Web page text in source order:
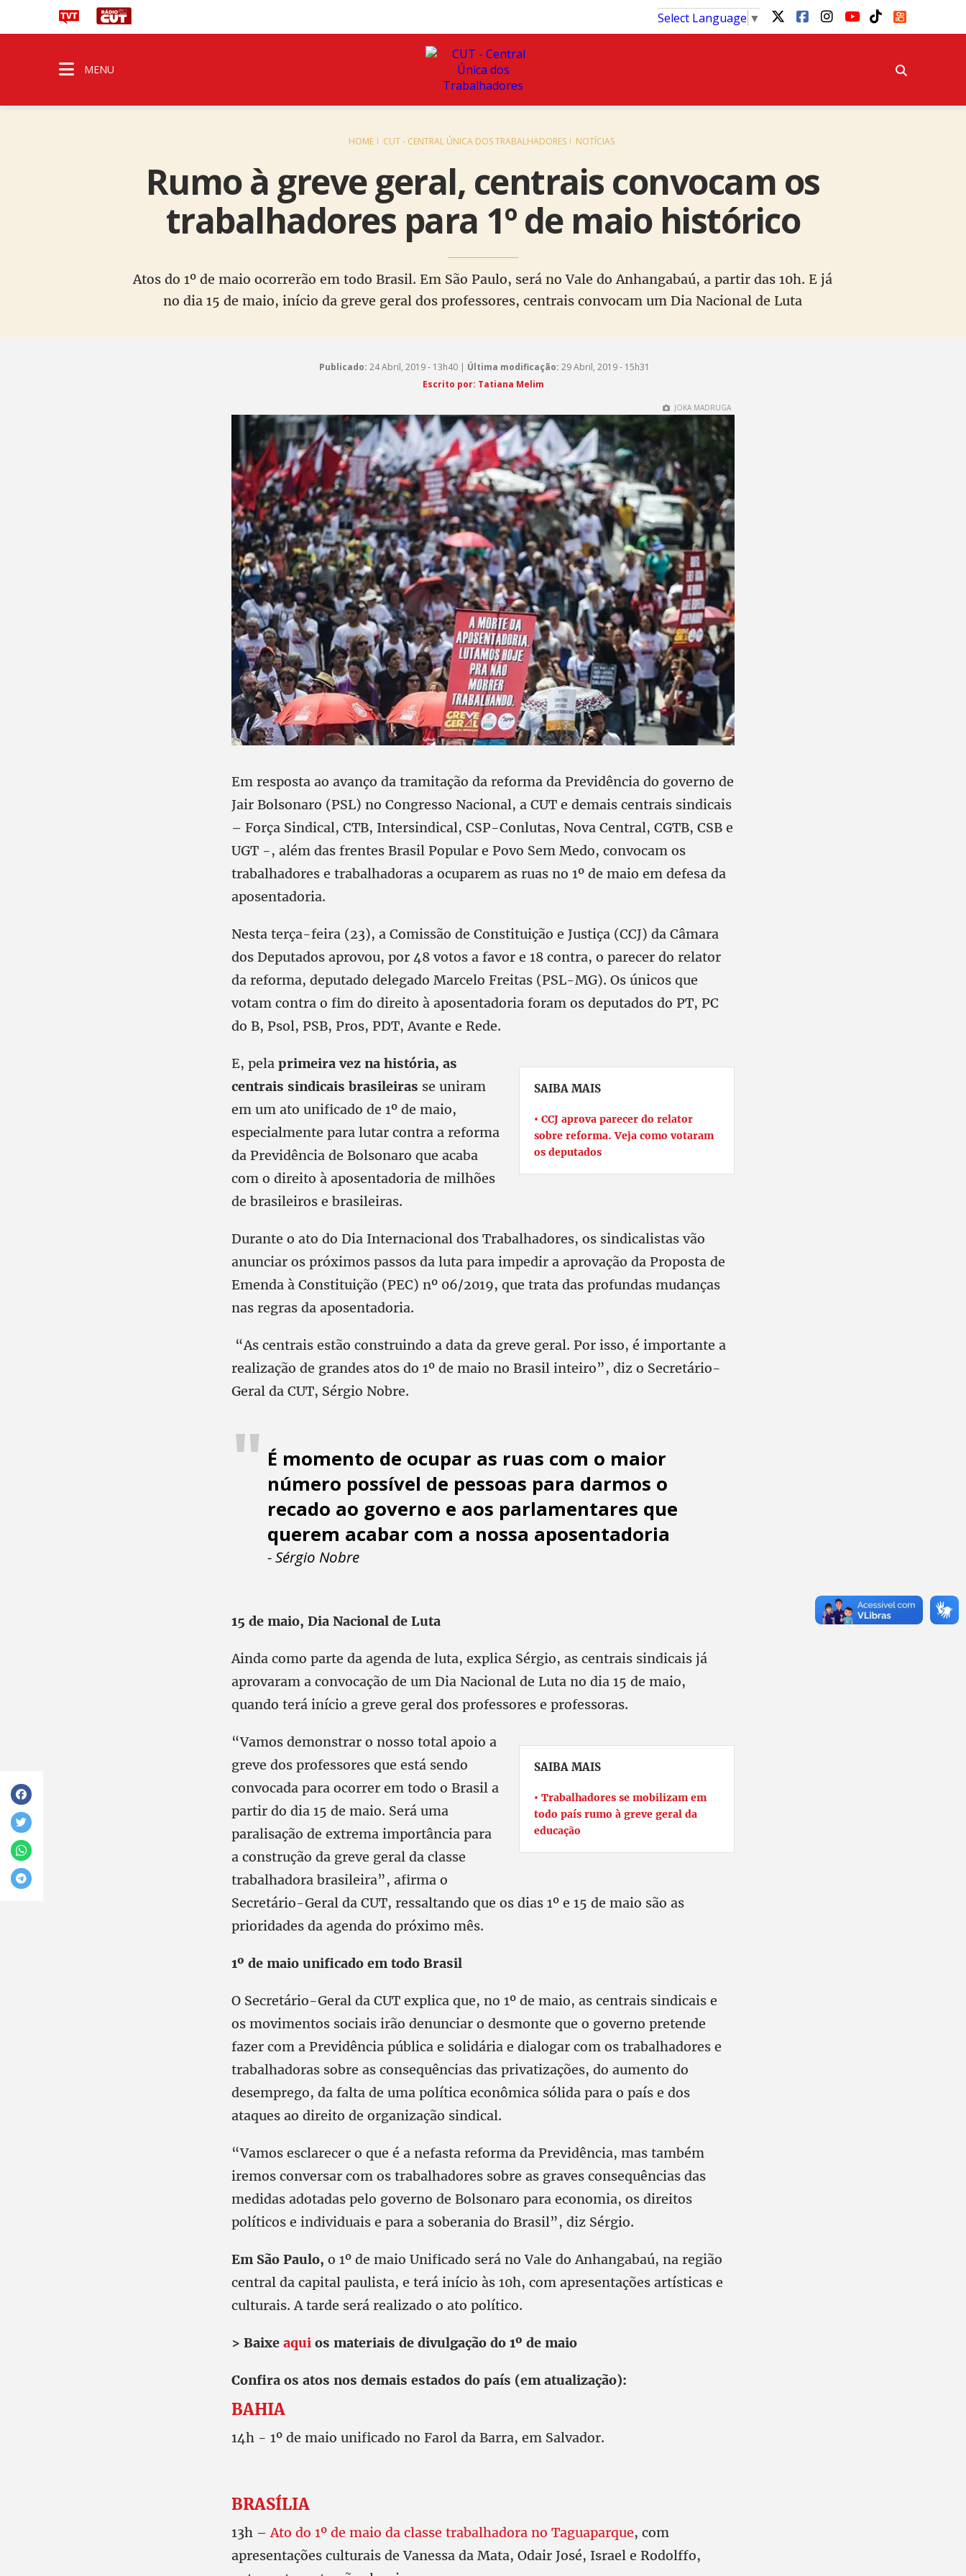
Select Language ▼
MENU
HOME CUT - CENTRAL ÚNICA DOS TRABALHADORES NOTÍCIAS
Rumo à greve geral, centrais convocam os
trabalhadores para 1º de maio histórico
Atos do 1º de maio ocorrerão em todo Brasil. Em São Paulo, será no Vale do Anhangabaú, a partir das 10h. E já
no dia 15 de maio, início da greve geral dos professores, centrais convocam um Dia Nacional de Luta
Publicado: 24 Abril, 2019 - 13h40 | Última modificação: 29 Abril, 2019 - 15h31
Escrito por: Tatiana Melim
JOKA MADRUGA
Em resposta ao avanço da tramitação da reforma da Previdência do governo de
Jair Bolsonaro (PSL) no Congresso Nacional, a CUT e demais centrais sindicais
– Força Sindical, CTB, Intersindical, CSP-Conlutas, Nova Central, CGTB, CSB e
UGT -, além das frentes Brasil Popular e Povo Sem Medo, convocam os
trabalhadores e trabalhadoras a ocuparem as ruas no 1º de maio em defesa da
aposentadoria.
Nesta terça-feira (23), a Comissão de Constituição e Justiça (CCJ) da Câmara
dos Deputados aprovou, por 48 votos a favor e 18 contra, o parecer do relator
da reforma, deputado delegado Marcelo Freitas (PSL-MG). Os únicos que
votam contra o fim do direito à aposentadoria foram os deputados do PT, PC
do B, Psol, PSB, Pros, PDT, Avante e Rede.
SAIBA MAIS
CCJ aprova parecer do relator
sobre reforma. Veja como votaram
os deputados
E, pela primeira vez na história, as
centrais sindicais brasileiras se uniram
em um ato unificado de 1º de maio,
especialmente para lutar contra a reforma
da Previdência de Bolsonaro que acaba
com o direito à aposentadoria de milhões
de brasileiros e brasileiras.
Durante o ato do Dia Internacional dos Trabalhadores, os sindicalistas vão
anunciar os próximos passos da luta para impedir a aprovação da Proposta de
Emenda à Constituição (PEC) nº 06/2019, que trata das profundas mudanças
nas regras da aposentadoria.
“As centrais estão construindo a data da greve geral. Por isso, é importante a
realização de grandes atos do 1º de maio no Brasil inteiro”, diz o Secretário-
Geral da CUT, Sérgio Nobre.
É momento de ocupar as ruas com o maior
número possível de pessoas para darmos o
recado ao governo e aos parlamentares que
querem acabar com a nossa aposentadoria
- Sérgio Nobre
15 de maio, Dia Nacional de Luta
Ainda como parte da agenda de luta, explica Sérgio, as centrais sindicais já
aprovaram a convocação de um Dia Nacional de Luta no dia 15 de maio,
quando terá início a greve geral dos professores e professoras.
SAIBA MAIS
Trabalhadores se mobilizam em
todo país rumo à greve geral da
educação
“Vamos demonstrar o nosso total apoio a
greve dos professores que está sendo
convocada para ocorrer em todo o Brasil a
partir do dia 15 de maio. Será uma
paralisação de extrema importância para
a construção da greve geral da classe
trabalhadora brasileira”, afirma o
Secretário-Geral da CUT, ressaltando que os dias 1º e 15 de maio são as
prioridades da agenda do próximo mês.
1º de maio unificado em todo Brasil
O Secretário-Geral da CUT explica que, no 1º de maio, as centrais sindicais e
os movimentos sociais irão denunciar o desmonte que o governo pretende
fazer com a Previdência pública e solidária e dialogar com os trabalhadores e
trabalhadoras sobre as consequências das privatizações, do aumento do
desemprego, da falta de uma política econômica sólida para o país e dos
ataques ao direito de organização sindical.
“Vamos esclarecer o que é a nefasta reforma da Previdência, mas também
iremos conversar com os trabalhadores sobre as graves consequências das
medidas adotadas pelo governo de Bolsonaro para economia, os direitos
políticos e individuais e para a soberania do Brasil”, diz Sérgio.
Em São Paulo, o 1º de maio Unificado será no Vale do Anhangabaú, na região
central da capital paulista, e terá início às 10h, com apresentações artísticas e
culturais. A tarde será realizado o ato político.
> Baixe aqui os materiais de divulgação do 1º de maio
Confira os atos nos demais estados do país (em atualização):
BAHIA
14h - 1º de maio unificado no Farol da Barra, em Salvador.
BRASÍLIA
13h –Ato do 1º de maio da classe trabalhadora no Taguaparque, com
apresentações culturais de Vanessa da Mata, Odair José, Israel e Rodolffo,